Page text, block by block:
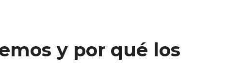
y por qué los